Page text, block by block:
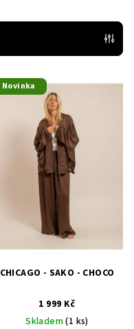
Novinka
CHICAGO - SAKO - CHOCO
1 999 Kč
Skladem(1 ks)